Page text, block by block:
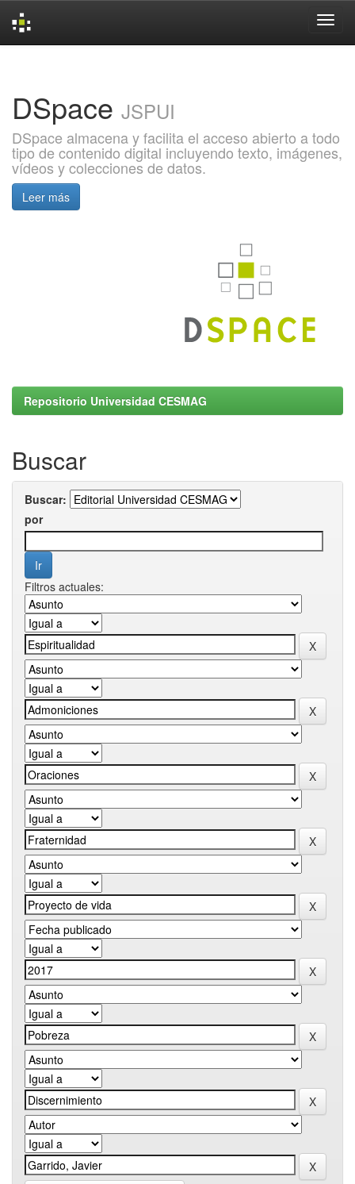
DSpace JSPUI
DSpace almacena y facilita el acceso abierto a todo
tipo de contenido digital incluyendo texto, imágenes,
vídeos y colecciones de datos.
Leer más
Repositorio Universidad CESMAG
Buscar
Buscar:
por
Filtros actuales: